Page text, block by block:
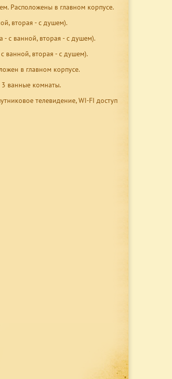
Расположены в главном корпусе.
вторая - с душем).
- с ванной, вторая - с душем).
ванной, вторая - с душем).
в главном корпусе.
3 ванные комнаты.
телевидение, WI-FI доступ